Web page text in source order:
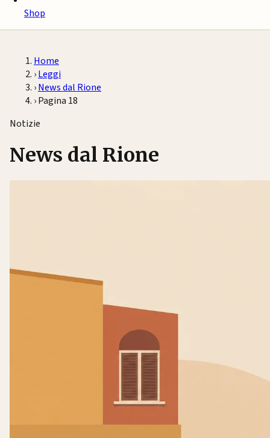
Shop
Home
›Leggi
›News dal Rione
›Pagina 18
Notizie
News dal Rione